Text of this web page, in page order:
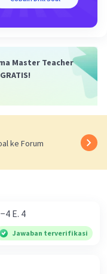
Master Teacher
ke Forum
D. −4 E. 4
Jawaban terverifikasi